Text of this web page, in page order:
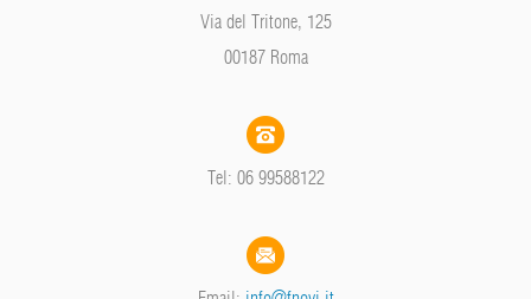
Via del Tritone, 125
00187 Roma
Tel: 06 99588122